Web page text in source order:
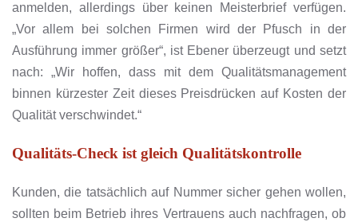
anmelden, allerdings über keinen Meisterbrief verfügen.
„Vor allem bei solchen Firmen wird der Pfusch in der
Ausführung immer größer“, ist Ebener überzeugt und setzt
nach: „Wir hoffen, dass mit dem Qualitätsmanagement
binnen kürzester Zeit dieses Preisdrücken auf Kosten der
Qualität verschwindet.“
Qualitäts-Check ist gleich Qualitätskontrolle
Kunden, die tatsächlich auf Nummer sicher gehen wollen,
sollten beim Betrieb ihres Vertrauens auch nachfragen, ob